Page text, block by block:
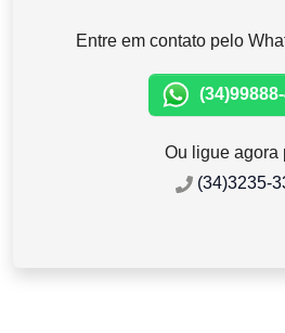
Entre em contato pelo
Ou ligue agora
(34)3235-